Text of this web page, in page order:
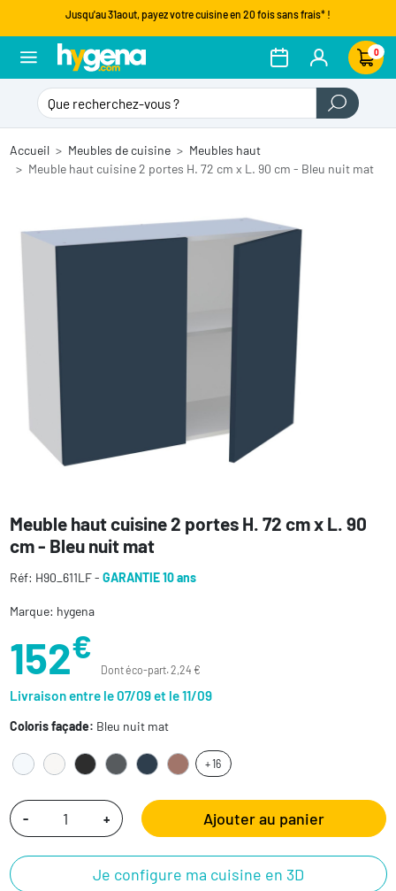
Jusqu'au 31aout, payez votre cuisine en 20 fois sans frais* !
0
Accueil Meubles de cuisine
Meubles haut
Meuble haut cuisine 2 portes H. 72 cm x L. 90 cm - Bleu nuit mat
Meuble haut cuisine 2 portes H. 72 cm x L. 90
cm - Bleu nuit mat
Réf: H90_611LF - GARANTIE 10 ans
Marque: hygena
152€
Dont éco-part. 2,24 €
Livraison entre le 07/09 et le 11/09
Coloris façade: Bleu nuit mat
+ 16
- + Ajouter au panier
Je configure ma cuisine en 3D